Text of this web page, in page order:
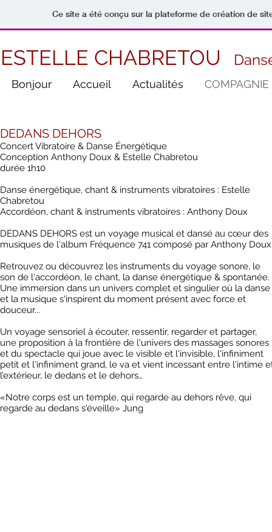
Ce site a été conçu sur la plateforme de création de
ESTELLE CHABRETOU
Bonjour Accueil Actualités
DEDANS DEHORS
Concert Vibratoire & Danse Énergétique
Conception Anthony Doux & Estelle Chabretou
durée 1h10
Danse énergétique, chant & instruments vibratoires : Estelle
Chabretou
Accordéon, chant & instruments vibratoires : Anthony Doux
DEDANS DEHORS est un voyage musical et dansé au cœur des
musiques de l'album Fréquence 741 composé par Anthony
Retrouvez ou découvrez les instruments du voyage sonore, le
son de l'accordéon, le chant, la danse énergétique & spontanée.
Une immersion dans un univers complet et singulier où la danse
et la musique s'inspirent du moment présent avec force et
douceur...
Un voyage sensoriel à écouter, ressentir, regarder et partager,
une proposition à la frontière de l'univers des massages sonores
et du spectacle qui joue avec le visible et l'invisible, l'infiniment
petit et l'infiniment grand, le va et vient incessant entre l'intime
l’extérieur, le dedans et le dehors…
«Notre corps est un temple, qui regarde au dehors rêve, qui
regarde au dedans s'éveille» Jung